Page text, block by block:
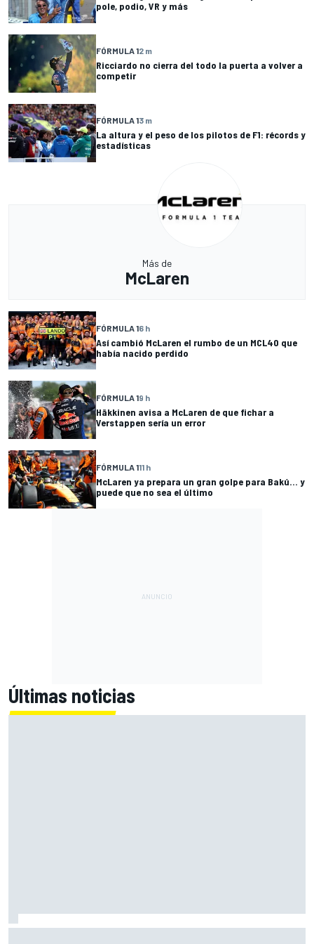
pole, podio, VR y más
FÓRMULA 12 m
Ricciardo no cierra del todo la puerta a volver a
competir
FÓRMULA 13 m
La altura y el peso de los pilotos de F1: récords y
estadísticas
Más de
McLaren
FÓRMULA 16 h
Así cambió McLaren el rumbo de un MCL40 que
había nacido perdido
FÓRMULA 19 h
Häkkinen avisa a McLaren de que fichar a
Verstappen sería un error
FÓRMULA 111 h
McLaren ya prepara un gran golpe para Bakú... y
puede que no sea el último
Últimas noticias